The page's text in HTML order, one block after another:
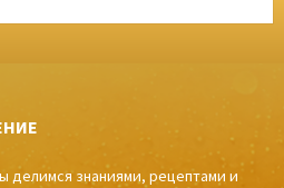
делимся знаниями, рецептами и